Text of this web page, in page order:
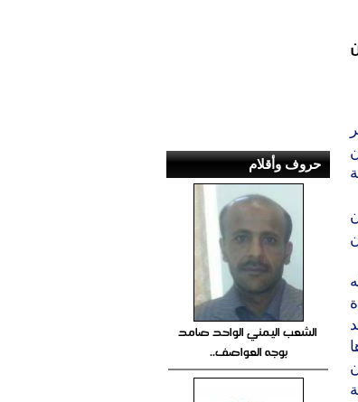
حروف وأقلام
الشعب اليمني الواحد صامد
بوجه العواصف..